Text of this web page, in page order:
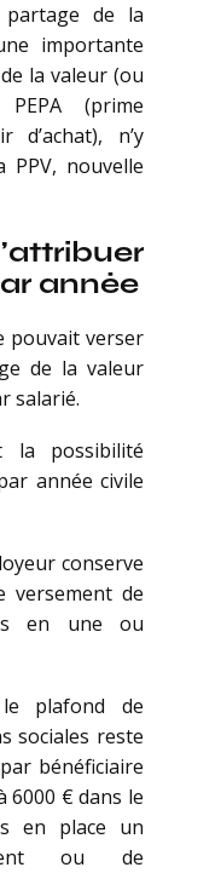
partage de la
importante
la valeur (ou
(prime
d’achat), n’y
PPV, nouvelle
année
pouvait verser
de la valeur
salarié.
la possibilité
année civile
conserve
versement de
en une ou
plafond de
sociales reste
bénéficiaire
6000 € dans le
en place un
ou de